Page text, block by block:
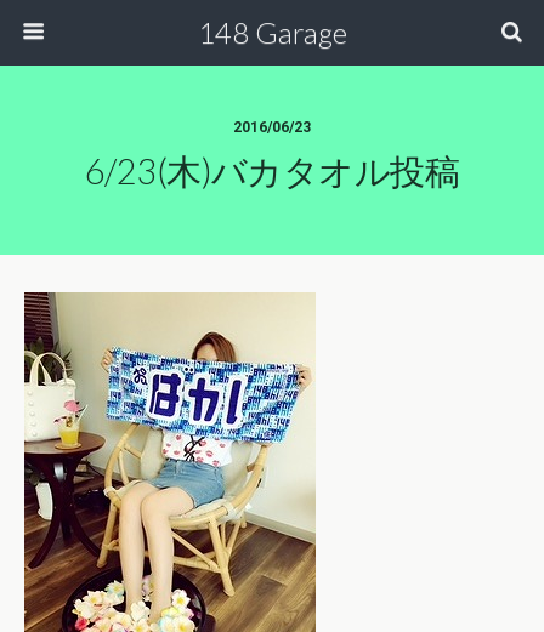
148 Garage
2016/06/23
6/23(木)バカタオル投稿